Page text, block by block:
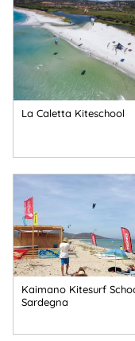
La Caletta Kiteschool
Kaimano Kitesurf
Sardegna